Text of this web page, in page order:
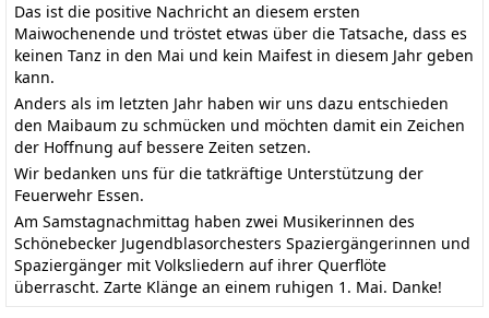
Das ist die positive Nachricht an diesem ersten
Maiwochenende und tröstet etwas über die Tatsache, dass es
keinen Tanz in den Mai und kein Maifest in diesem Jahr geben
kann.
Anders als im letzten Jahr haben wir uns dazu entschieden
den Maibaum zu schmücken und möchten damit ein Zeichen
der Hoffnung auf bessere Zeiten setzen.
Wir bedanken uns für die tatkräftige Unterstützung der
Feuerwehr Essen.
Am Samstagnachmittag haben zwei Musikerinnen des
Schönebecker Jugendblasorchesters Spaziergängerinnen und
Spaziergänger mit Volksliedern auf ihrer Querflöte
überrascht. Zarte Klänge an einem ruhigen 1. Mai. Danke!